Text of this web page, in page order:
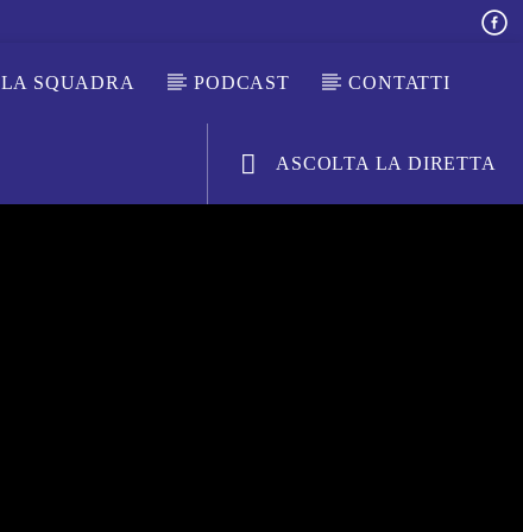
LA SQUADRA PODCAST CONTATTI
ASCOLTA LA DIRETTA